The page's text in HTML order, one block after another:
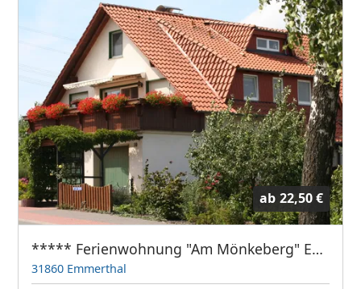
ab 22,50 €
***** Ferienwohnung "Am Mönkeberg" Emmerthal, Landkreis Hameln-Pyrmont
31860 Emmerthal